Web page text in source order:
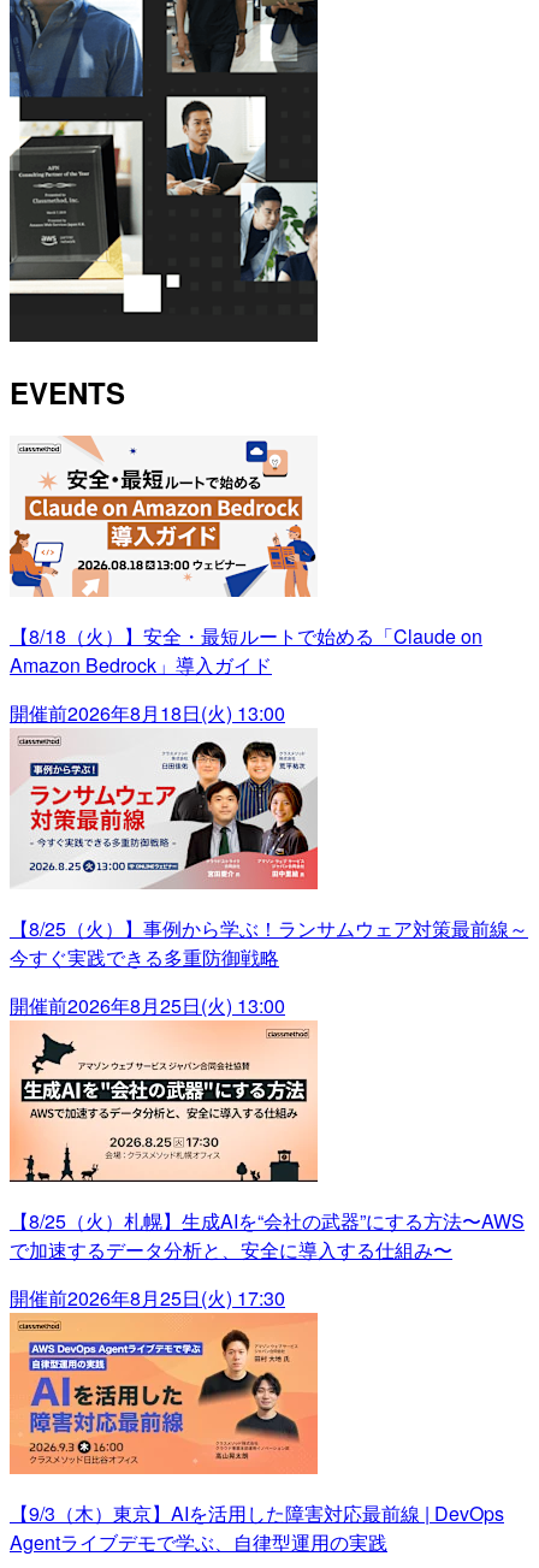
EVENTS
【8/18（火）】安全・最短ルートで始める「Claude on
Amazon Bedrock」導入ガイド
開催前2026年8月18日(火) 13:00
【8/25（火）】事例から学ぶ！ランサムウェア対策最前線～
今すぐ実践できる多重防御戦略
開催前2026年8月25日(火) 13:00
【8/25（火）札幌】生成AIを“会社の武器”にする方法〜AWS
で加速するデータ分析と、安全に導入する仕組み〜
開催前2026年8月25日(火) 17:30
【9/3（木）東京】AIを活用した障害対応最前線 | DevOps
Agentライブデモで学ぶ、自律型運用の実践